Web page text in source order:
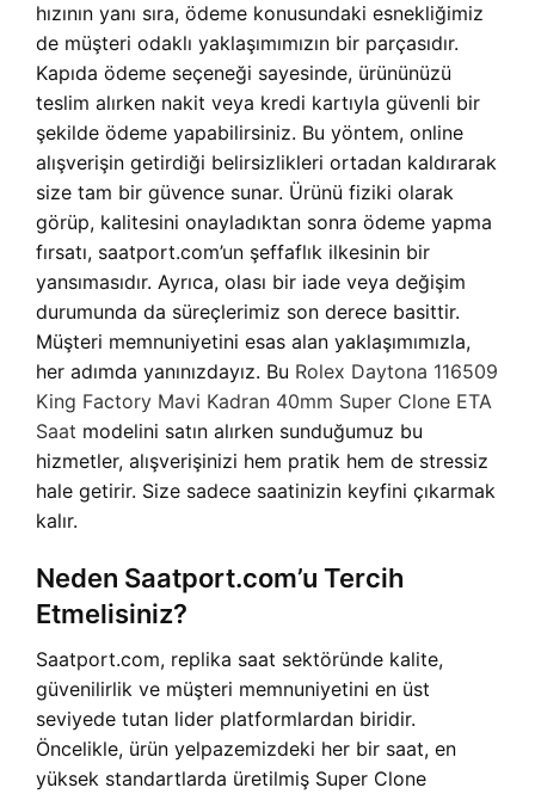
hızının yanı sıra, ödeme konusundaki esnekliğimiz
de müşteri odaklı yaklaşımımızın bir parçasıdır.
Kapıda ödeme seçeneği sayesinde, ürününüzü
teslim alırken nakit veya kredi kartıyla güvenli bir
şekilde ödeme yapabilirsiniz. Bu yöntem, online
alışverişin getirdiği belirsizlikleri ortadan kaldırarak
size tam bir güvence sunar. Ürünü fiziki olarak
görüp, kalitesini onayladıktan sonra ödeme yapma
fırsatı, saatport.com’un şeffaflık ilkesinin bir
yansımasıdır. Ayrıca, olası bir iade veya değişim
durumunda da süreçlerimiz son derece basittir.
Müşteri memnuniyetini esas alan yaklaşımımızla,
her adımda yanınızdayız. Bu Rolex Daytona 116509
King Factory Mavi Kadran 40mm Super Clone ETA
Saat modelini satın alırken sunduğumuz bu
hizmetler, alışverişinizi hem pratik hem de stressiz
hale getirir. Size sadece saatinizin keyfini çıkarmak
kalır.
Neden Saatport.com’u Tercih
Etmelisiniz?
Saatport.com, replika saat sektöründe kalite,
güvenilirlik ve müşteri memnuniyetini en üst
seviyede tutan lider platformlardan biridir.
Öncelikle, ürün yelpazemizdeki her bir saat, en
yüksek standartlarda üretilmiş Super Clone